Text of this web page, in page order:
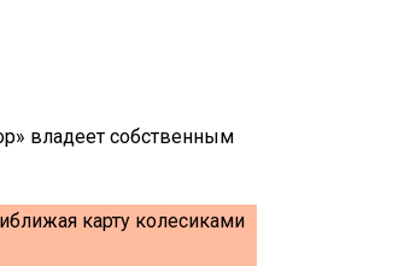
владеет собственным
карту колесиками